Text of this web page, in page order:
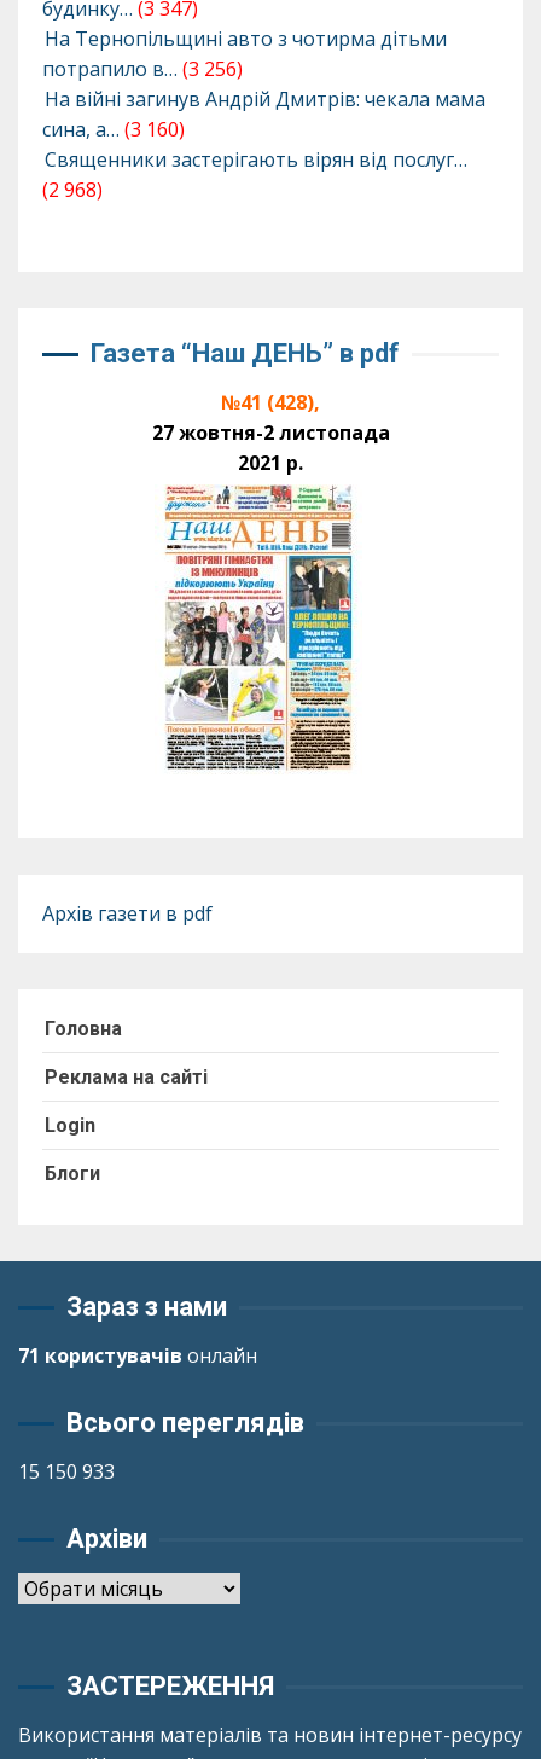
будинку… (3 347)
На Тернопільщині авто з чотирма дітьми
потрапило в… (3 256)
На війні загинув Андрій Дмитрів: чекала мама
сина, а… (3 160)
Священники застерігають вірян від послуг…
(2 968)
Газета “Наш ДЕНЬ” в pdf
№41 (428),
27 жовтня-2 листопада
2021 р.
Архів газети в pdf
Головна
Реклама на сайті
Login
Блоги
Зараз з нами
71 користувачів онлайн
Всього переглядів
15 150 933
Архіви
Архіви
ЗАСТЕРЕЖЕННЯ
Використання матеріалів та новин інтернет-ресурсу